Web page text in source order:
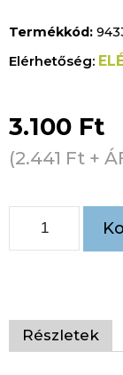
Termékkód:
3.100 Ft
(2.441 Ft +
Részletek